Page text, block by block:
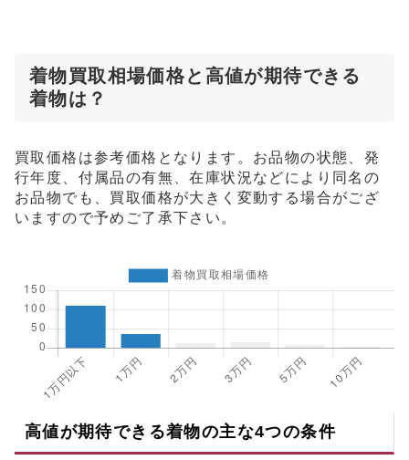
着物買取相場価格と高値が期待できる
着物は？
買取価格は参考価格となります。お品物の状態、発
行年度、付属品の有無、在庫状況などにより同名の
お品物でも、買取価格が大きく変動する場合がござ
いますので予めご了承下さい。
高値が期待できる着物の主な4つの条件